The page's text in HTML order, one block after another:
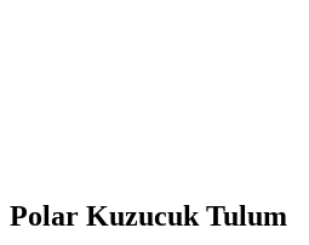
Polar Kuzucuk Tulum